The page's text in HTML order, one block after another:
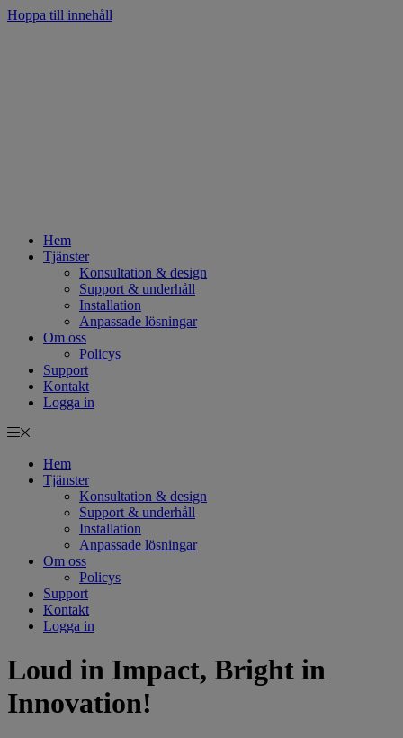
Hoppa till innehåll
Hem
Tjänster
Konsultation & design
Support & underhåll
Installation
Anpassade lösningar
Om oss
Policys
Support
Kontakt
Logga in
Hem
Tjänster
Konsultation & design
Support & underhåll
Installation
Anpassade lösningar
Om oss
Policys
Support
Kontakt
Logga in
Loud in Impact, Bright in
Innovation!